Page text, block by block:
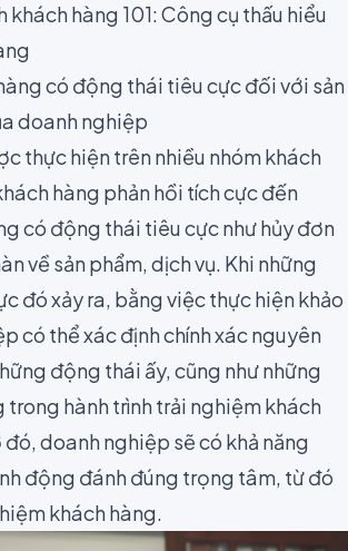
khách hàng 101: Công cụ thấu hiểu
có động thái tiêu cực đối với sản
doanh nghiệp
thực hiện trên nhiều nhóm khách
hàng phản hồi tích cực đến
có động thái tiêu cực như hủy đơn
về sản phẩm, dịch vụ. Khi những
đó xảy ra, bằng việc thực hiện khảo
có thể xác định chính xác nguyên
động thái ấy, cũng như những
trong hành trình trải nghiệm khách
đó, doanh nghiệp sẽ có khả năng
động đánh đúng trọng tâm, từ đó
khách hàng.